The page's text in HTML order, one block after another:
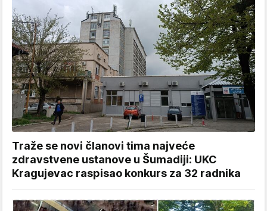
Traže se novi članovi tima najveće
zdravstvene ustanove u Šumadiji: UKC
Kragujevac raspisao konkurs za 32 radnika